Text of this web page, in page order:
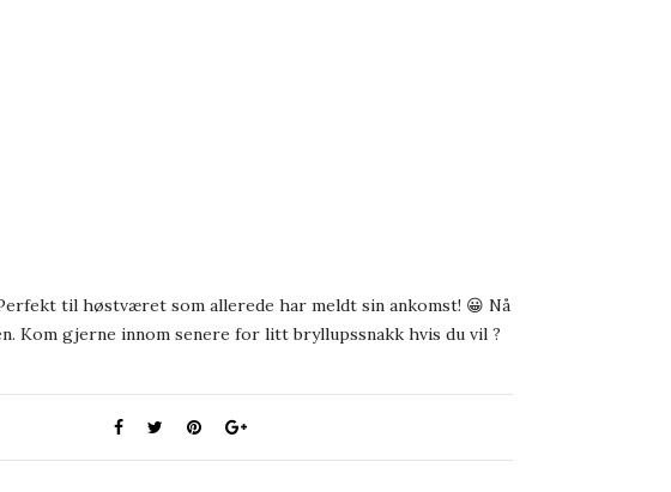
til høstværet som allerede har meldt sin ankomst! 😀 Nå
Kom gjerne innom senere for litt bryllupssnakk hvis du vil ?